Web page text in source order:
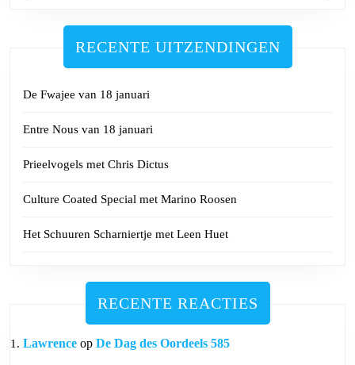
RECENTE UITZENDINGEN
De Fwajee van 18 januari
Entre Nous van 18 januari
Prieelvogels met Chris Dictus
Culture Coated Special met Marino Roosen
Het Schuuren Scharniertje met Leen Huet
RECENTE REACTIES
Lawrence op De Dag des Oordeels 585